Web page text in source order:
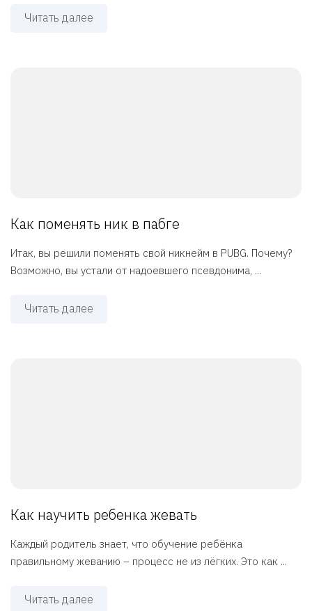
Читать далее
Как поменять ник в пабге
Итак, вы решили поменять свой никнейм в PUBG. Почему?
Возможно, вы устали от надоевшего псевдонима, ...
Читать далее
Как научить ребенка жевать
Каждый родитель знает, что обучение ребёнка
правильному жеванию – процесс не из лёгких. Это как ...
Читать далее